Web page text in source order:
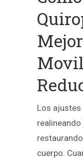
Los
cuerpo.